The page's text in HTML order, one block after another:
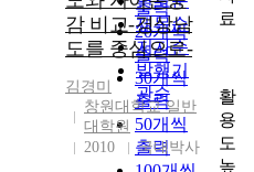
제목순
저자순
발행기
관순
출력
20개씩
출력
30개씩
출력
50개씩
출력
감 비교-경상남
도를 중심으로-
김경미
창원대학교 일반
대학원
2010
국내박사
료
활
용
도
높